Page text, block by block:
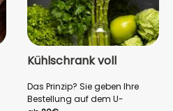
Kühlschrank voll
Das Prinzip? Sie geben Ihre
Bestellung auf dem U-